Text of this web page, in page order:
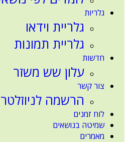
גלריות
גלריית וידאו
גלריית תמונות
חדשות
עלון שש משזר
צור קשר
הרשמה לניוזלטר
לוח זמנים
שמיטה בנושאים
מאמרים